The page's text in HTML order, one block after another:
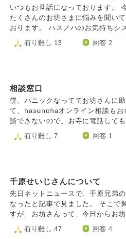
ないで』（Never Let Me Go,
た子供たちの成長譚 ⑦『夜想曲
音楽と夕暮れをめぐる五つの短
に出る老夫婦 ⑨『クララとお日さ
内容なのかをお教えくださると嬉しいです。
ろ恐縮ですが、ご回答くださると
読んでくださり、ありがとうござ
いつもお世話になっております。
たくさんのお坊さまに悩みを聞い
おります。 ハスノハのお気持ちシ
もありますが、まだまだお礼でき
ただいたお坊さま方のお寺に伺っ
ことだったのでお参りに多めにお金を入
お聞きしたいのですが。 わたしは
いうものにはなっておらず、特に
になっているというわけではあり
お寺にも、お礼の気持ちを伝える
かよろしくお願いいたします。
有り難し 13 回答 2
相談窓口
僕、パニックなっててお坊さんに
て、hasunohaオンライン相談もお
談できないので、お寺に電話しても構
的に不安定が続いてて寂しい時や
さい。
有り難し 7 回答 1
千原せいじさんについて
先日ネットニュースで、千原兄弟
なったと記事で見ました。 そこで
すが、お坊さんって、今日からお
したら、お坊さんになれるものな
の修行などをしないと、お坊さん
有り難し 47 回答 4